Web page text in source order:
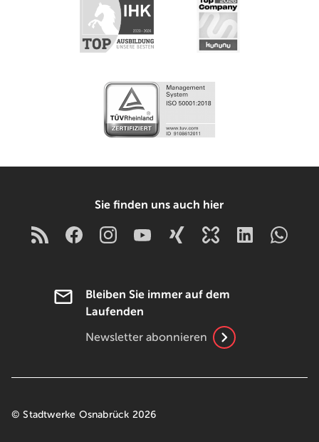
Sie finden uns auch hier
Bleiben Sie immer auf dem
Laufenden
Newsletter abonnieren
© Stadtwerke Osnabrück 2026